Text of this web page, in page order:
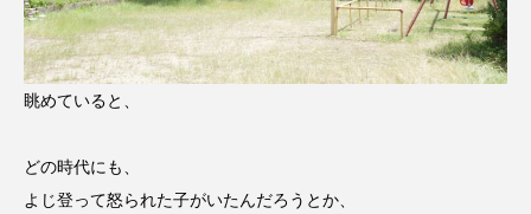
眺めていると、
どの時代にも、
よじ登って怒られた子がいたんだろうとか、